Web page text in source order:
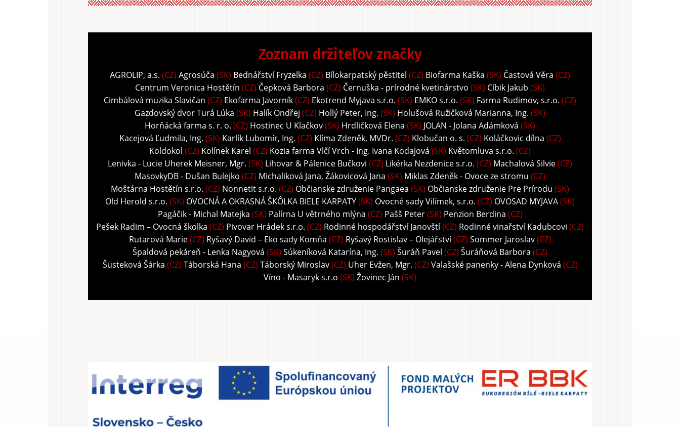
Zoznam držiteľov značky
AGROLIP, a.s. (CZ) Agrosúča (SK) Bednářství Fryzelka (CZ) Bílokarpatský pěstitel (CZ) Biofarma Kaška (SK) Častová Věra (CZ)
Centrum Veronica Hostětín (CZ) Čepková Barbora (CZ) Černuška - prírodné kvetinárstvo (SK) Cíbik Jakub (SK)
Cimbálová muzika Slavičan (CZ) Ekofarma Javorník(CZ) Ekotrend Myjava s.r.o. (SK) EMKO s.r.o. (SK) Farma Rudimov, s.r.o. (CZ)
Gazdovský dvor Turá Lúka (SK) Halík Ondřej (CZ) Hollý Peter, Ing. (SK) Holušová Ružičková Marianna, Ing. (SK)
Horňácká farma s. r. o. (CZ) Hostinec U Klačkov(SK) Hrdličková Elena (SK) JOLAN - Jolana Adámková (SK)
Kacejová Ľudmila, Ing. (SK) Karlík Lubomír, Ing. (CZ) Klíma Zdeněk, MVDr. (CZ) Klobučan o. s. (CZ) Koláčkovic dílna (CZ)
Koldokol (CZ) Kolínek Karel (CZ) Kozia farma Vlčí Vrch - Ing. Ivana Kodajová (SK) Květomluva s.r.o. (CZ)
Lenivka - Lucie Uherek Meisner, Mgr. (SK) Lihovar & Pálenice Bučkovi (CZ) Likérka Nezdenice s.r.o. (CZ) Machalová Silvie(CZ)
MasovkyDB - Dušan Bulejko (CZ) Michaliková Jana, Žákovicová Jana (SK) Miklas Zdeněk - Ovoce ze stromu (CZ)
Moštárna Hostětín s.r.o. (CZ) Nonnetit s.r.o. (CZ) Občianske združenie Pangaea (SK) Občianske združenie Pre Prírodu (SK)
Old Herold s.r.o. (SK) OVOCNÁ A OKRASNÁ ŠKÔLKA BIELE KARPATY(SK) Ovocné sady Vilímek, s.r.o. (CZ) OVOSAD MYJAVA(SK)
Pagáčik - Michal Matejka (SK) Palírna U větrného mlýna (CZ) Pašš Peter(SK) Penzion Berdina (CZ)
Pešek Radim – Ovocná školka (CZ) Pivovar Hrádek s.r.o. (CZ) Rodinné hospodářství Janovští(CZ) Rodinné vinařství Kadubcovi (CZ)
Rutarová Marie(CZ) Ryšavý David – Eko sady Komňa (CZ) Ryšavý Rostislav – Olejářství(CZ) Sommer Jaroslav(CZ)
Špaldová pekáreň - Lenka Nagyová (SK) Súkeníková Katarína, Ing. (SK) Šuráň Pavel (CZ) Šuráňová Barbora (CZ)
Šusteková Šárka (CZ) Táborská Hana (CZ) Táborský Miroslav(CZ) Uher Evžen, Mgr. (CZ) Valašské panenky - Alena Dynková (CZ)
Víno - Masaryk s.r.o (SK) Žovinec Ján (SK)